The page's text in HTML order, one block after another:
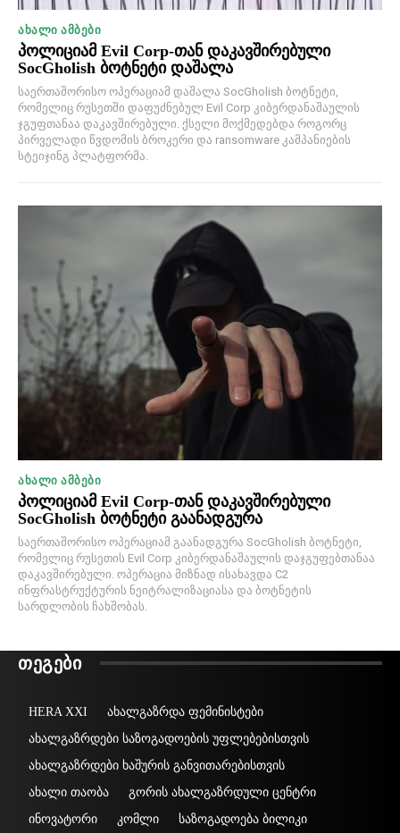
ᲐᲮᲐᲚᲘ ᲐᲛᲑᲔᲑᲘ
პოლიციამ Evil Corp-თან დაკავშირებული
SocGholish ბოტნეტი დაშალა
საერთაშორისო ოპერაციამ დაშალა SocGholish ბოტნეტი,
რომელიც რუსეთში დაფუძნებულ Evil Corp კიბერდანაშაულის
ჯგუფთანაა დაკავშირებული. ქსელი მოქმედებდა როგორც
პირველადი წვდომის ბროკერი და ransomware კამპანიების
სტეიჯინგ პლატფორმა.
ᲐᲮᲐᲚᲘ ᲐᲛᲑᲔᲑᲘ
პოლიციამ Evil Corp-თან დაკავშირებული
SocGholish ბოტნეტი გაანადგურა
საერთაშორისო ოპერაციამ გაანადგურა SocGholish ბოტნეტი,
რომელიც რუსეთის Evil Corp კიბერდანაშაულის დაჯგუფებთანაა
დაკავშირებული. ოპერაცია მიზნად ისახავდა C2
ინფრასტრუქტურის ნეიტრალიზაციასა და ბოტნეტის
სარდლობის ჩახშობას.
ᲗᲔᲒᲔᲑᲘ
HERA XXI
ახალგაზრდა ფემინისტები
ახალგაზრდები საზოგადოების უფლებებისთვის
ახალგაზრდები ხაშურის განვითარებისთვის
ახალი თაობა
გორის ახალგაზრდული ცენტრი
ინოვატორი
კომლი საზოგადოება ბილიკი